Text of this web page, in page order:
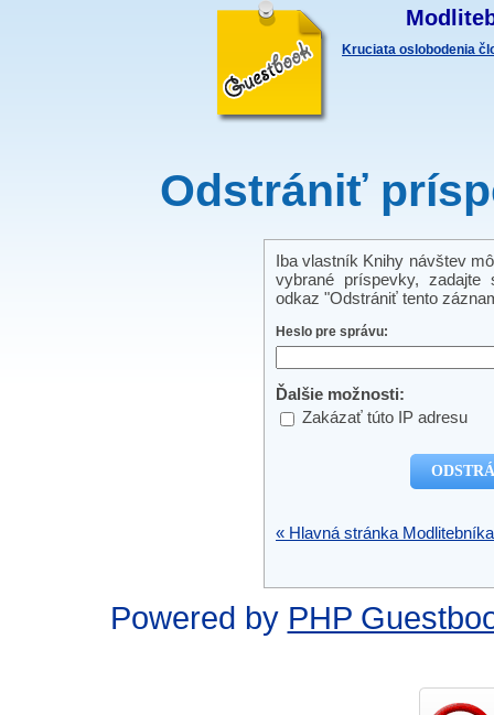
Kruciata oslobodenia
Odstrániť
Iba vlastník Knihy návštev
vybrané príspevky,
odkaz "Odstrániť tento
Heslo pre správu:
Ďalšie možnosti:
Zakázať túto IP adresu
« Hlavná stránka Modlitebníka
Powered by PHP